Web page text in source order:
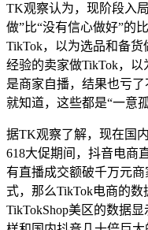
TK观察认为，现阶段入
做”比“没有信心做好”的
TikTok，以为选品和备
经验的卖家做TikTok，以
是商家自播，结果也亏
就知道，这些都是“一意
据TK观察了解，现在国
618大促期间，抖音电商
有直播成交额破千万元
式，那么TikTok电商的数
TikTokShop美区的数据